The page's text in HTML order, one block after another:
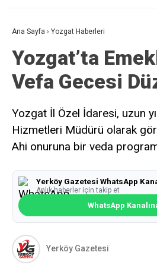
Ana Sayfa › Yozgat Haberleri
Yozgat’ta
Vefa Gecesi
Yozgat İl Özel İdaresi, uzun
Hizmetleri Müdürü olarak
Ahi onuruna bir veda
Yerköy Gazetesi WhatsApp
Anlık haberler için takip et
WhatsApp
Yerköy Gazetesi